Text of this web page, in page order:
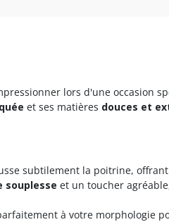
lors d'une occasion
et ses matières douces et
subtilement la poitrine,
souplesse et un toucher
à votre morphologie